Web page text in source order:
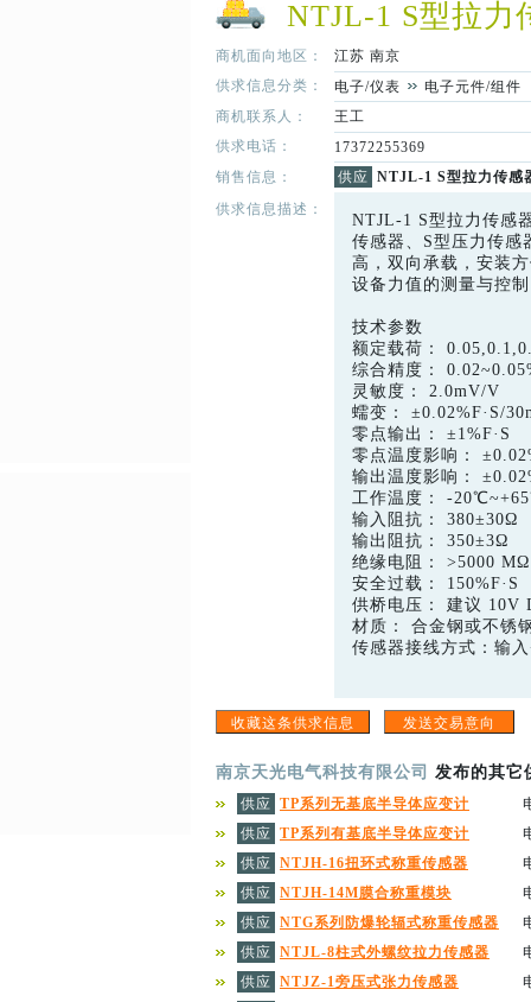
NTJL-1 S型拉力
商机面向地区： 江苏 南京
供求信息分类：
电子/仪表
电子元件/组件
商机联系人：
王工
供求电话：
17372255369
销售信息：
供应 NTJL-1 S型拉力传感
供求信息描述：
NTJL-1 S型拉力传感
传感器、S型压力传感
高，双向承载，安装
设备力值的测量与控
技术参数
额定载荷：
综合精度：
灵敏度： 2.0mV/V
蠕变： ±0.02%F·S/
零点输出： ±1%F·S
零点温度影响：
输出温度影响：
工作温度： -
输入阻抗： 380±30Ω
输出阻抗： 350±3Ω
绝缘电阻： >5000 MΩ
安全过载： 150%F·S
供桥电压： 建议 10V
材质： 合金钢或不锈
传感器接线方式：输
南京天光电气科技有限公司 发布的其它
供应 TP系列无基底半导体应变计
供应 TP系列有基底半导体应变计
供应 NTJH-16扭环式称重传感器
供应 NTJH-14M膜合称重模块
供应 NTG系列防爆轮辐式称重传感器
供应 NTJL-8柱式外螺纹拉力传感器
供应 NTJZ-1旁压式张力传感器